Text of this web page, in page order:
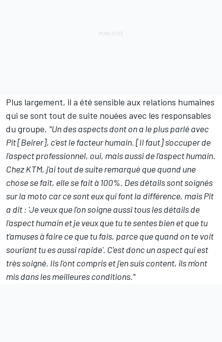
Plus largement, il a été sensible aux relations humaines
qui se sont tout de suite nouées avec les responsables
du groupe. "Un des aspects dont on a le plus parlé avec
Pit [Beirer], c'est le facteur humain. [Il faut] s'occuper de
l'aspect professionnel, oui, mais aussi de l'aspect humain.
Chez KTM, j'ai tout de suite remarqué que quand une
chose se fait, elle se fait à 100%. Des détails sont soignés
sur la moto car ce sont eux qui font la différence, mais Pit
a dit : 'Je veux que l'on soigne aussi tous les détails de
l'aspect humain et je veux que tu te sentes bien et que tu
t'amuses à faire ce que tu fais, parce que quand on te voit
souriant tu es aussi rapide'. C'est donc un aspect qui est
très soigné. Ils l'ont compris et j'en suis content, ils m'ont
mis dans les meilleures conditions."